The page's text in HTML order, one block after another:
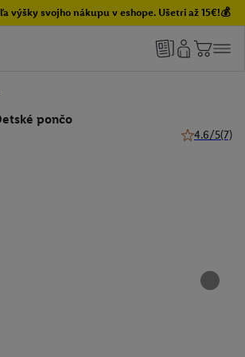
výšky svojho nákupu v eshope. Ušetri až 15€!💰
pončo
4.6/5(7)